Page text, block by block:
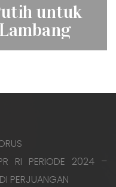
untuk
RI PERIODE 2024 –
PERJUANGAN